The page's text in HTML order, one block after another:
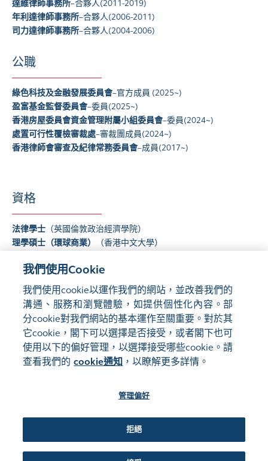
達維律師事務所–合夥人(2011-2019)
年利達律師事務所–合夥人(2006-2011)
司力達律師事務所–合夥人(2004-2006)
公職
綠色科技及金融發展委員會–官方成員 (2025~)
盈富基金監督委員會–委員(2025~)
香港房屋委員會資金管理附屬小組委員會–委員(2024~)
處置可行性覆檢審裁處–審裁團成員(2024~)
香港律師會審查及紀律常務委員會–成員(2017~)
資格
法律學士 （英國倫敦政治經濟學院）
理學碩士（環球商業）
（香港中文大學）
網站地圖
使用條款
©2016-26 香港交易及結算所有限公司版權所有，翻印必究
我們使用Cookie
我們使用cookie以運作我們的網站，並改善我們的
溝通、服務和瀏覽體驗，如提供個性化內容。部
分cookie對我們網站的基本運作至關重要。對於其
它cookie，閣下可以選擇是否接受，或者閣下也可
使用以下的偏好管理，以選擇接受哪些cookie。請
查看我們的 cookie通知 ，以瞭解更多詳情。
管理偏好
拒絕